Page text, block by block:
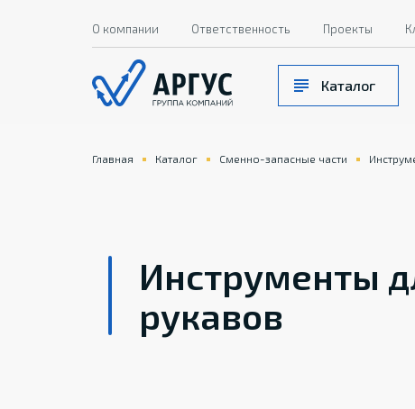
Каталог
О компании Ответственность Проекты
Главная Каталог Сменно-запасные части
Инструменты
рукавов